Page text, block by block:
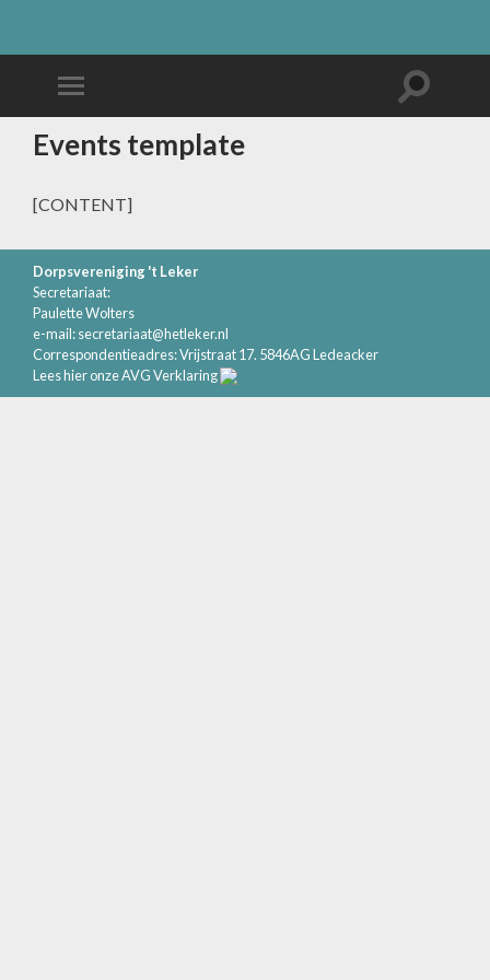
Events template
[CONTENT]
Dorpsvereniging 't Leker
Secretariaat:
Paulette Wolters
e-mail:secretariaat@hetleker.nl
Correspondentieadres: Vrijstraat 17. 5846AG Ledeacker
Lees hier onze AVG Verklaring